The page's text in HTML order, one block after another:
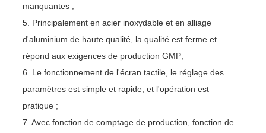
manquantes ;
5. Principalement en acier inoxydable et en alliage
d'aluminium de haute qualité, la qualité est ferme et
répond aux exigences de production GMP;
6. Le fonctionnement de l'écran tactile, le réglage des
paramètres est simple et rapide, et l'opération est
pratique ;
7. Avec fonction de comptage de production, fonction de